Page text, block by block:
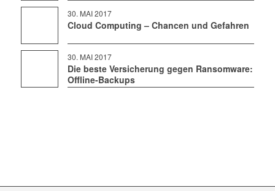
30. MAI 2017
Cloud Computing – Chancen und Gefahren
30. MAI 2017
Die beste Versicherung gegen Ransomware:
Offline-Backups